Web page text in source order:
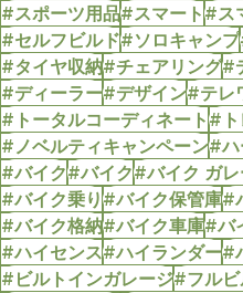
#スポーツ用品#スマート#ス
#セルフビルド#ソロキャンプ
#タイヤ収納#チェアリング#
#ディーラー#デザイン#テレ
#トータルコーディネート#ト
#ノベルティキャンペーン#ハ
#バイク#バイク#バイク ガレ
#バイク乗り#バイク保管庫#
#バイク格納#バイク車庫#バ
#ハイセンス#ハイランダー#
#ビルトインガレージ#フルビ